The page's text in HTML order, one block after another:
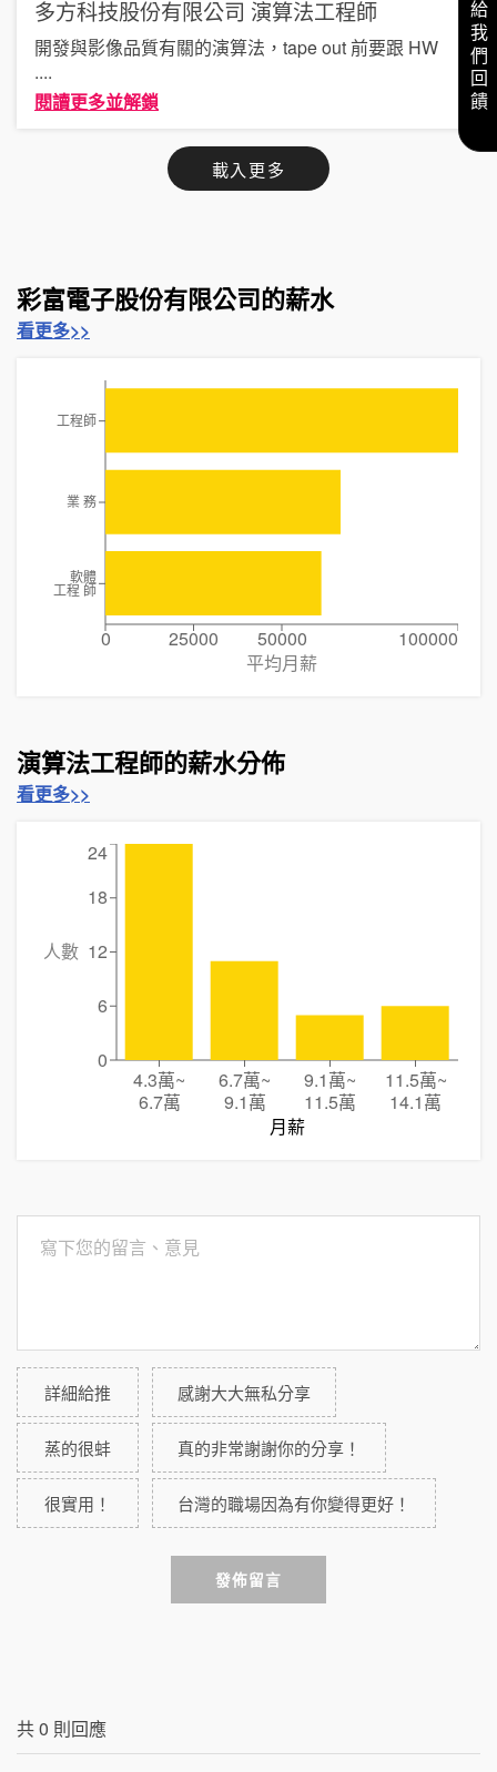
多方科技股份有限公司 演算法工程師
開發與影像品質有關的演算法，tape out 前要跟 HW
....
閱讀更多並解鎖
載入更多
彩富電子股份有限公司的薪水
看更多>>
0 25000 50000
100000
平均月薪
工程師
業 務
軟體
工程 師
演算法工程師的薪水分佈
看更多>>
4.3萬~
6.7萬
6.7萬~
9.1萬
9.1萬~
11.5萬
11.5萬~
14.1萬
月薪
0
6
12
18
24
人數
詳細給推 感謝大大無私分享
蒸的很蚌 真的非常謝謝你的分享！
很實用！ 台灣的職場因為有你變得更好！
發佈留言
共0 則回應
給我們回饋